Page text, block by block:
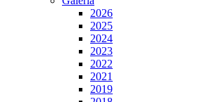
2026
2025
2024
2023
2022
2021
2019